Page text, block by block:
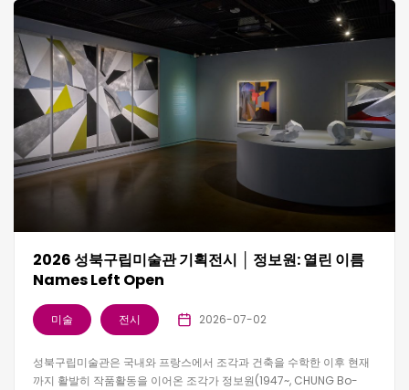
2026 성북구립미술관 기획전시 │ 정보원: 열린 이름
Names Left Open
미술 전시 2026-07-02
성북구립미술관은 국내와 프랑스에서 조각과 건축을 수학한 이후 현재
까지 활발히 작품활동을 이어온 조각가 정보원(1947~, CHUNG Bo-